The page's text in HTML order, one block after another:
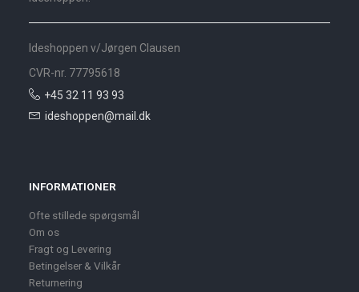
Ideshoppen v/Jørgen Clausen
CVR-nr. 77795618
+45 32 11 93 93
ideshoppen@mail.dk
INFORMATIONER
Ofte stillede spørgsmål
Om os
Fragt og Levering
Betingelser & Vilkår
Returnering